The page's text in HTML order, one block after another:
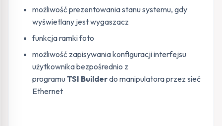
możliwość prezentowania stanu systemu, gdy
wyświetlany jest wygaszacz
funkcja ramki foto
możliwość zapisywania konfiguracji interfejsu
użytkownika bezpośrednio z
programuTSI Builderdo manipulatora przez sieć
Ethernet